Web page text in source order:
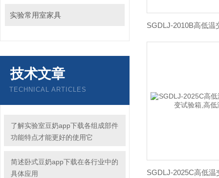
实验常用室家具
技术文章
TECHNICAL ARTICLES
了解实验室豆奶app下载各组成部件
功能特点才能更好的使用它
简述卧式豆奶app下载在各行业中的
具体应用